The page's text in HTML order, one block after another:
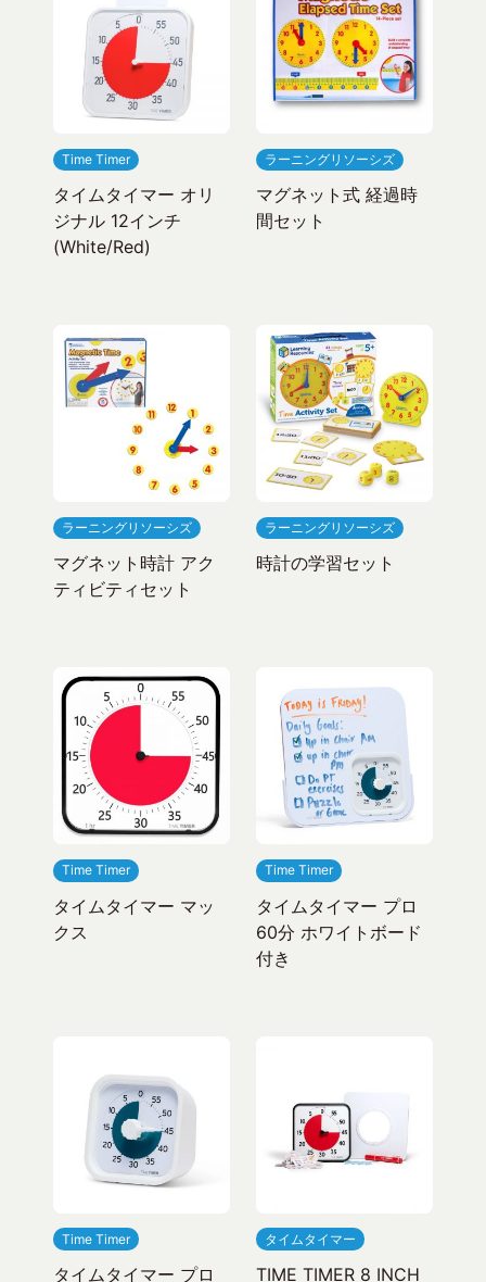
Time Timer
タイムタイマー オリ
ジナル 12インチ
(White/Red)
ラーニングリソーシズ
マグネット式 経過時
間セット
ラーニングリソーシズ
マグネット時計 アク
ティビティセット
ラーニングリソーシズ
時計の学習セット
Time Timer
タイムタイマー マッ
クス
Time Timer
タイムタイマー プロ
60分 ホワイトボード
付き
Time Timer
タイムタイマー プロ
タイムタイマー
TIME TIMER 8 INCH